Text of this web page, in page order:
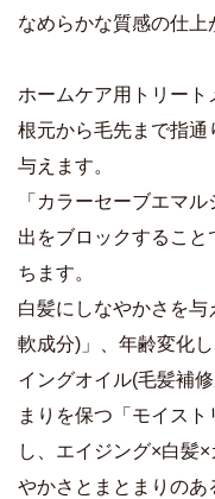
なめらかな質感の仕上
ホームケア用トリート
根元から毛先まで指
与えます。
「カラーセーブエマ
出をブロックするこ
ちます。
白髪にしなやかさを
軟成分)」、年齢変化
イングオイル(毛髪補
まりを保つ「モイス
し、エイジング×白髪
やかさとまとまりのあ